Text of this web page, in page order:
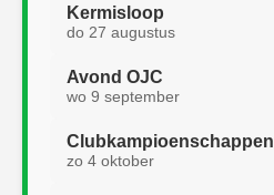
Kermisloop
do 27 augustus
Avond OJC
wo 9 september
Clubkampioenschappen
zo 4 oktober